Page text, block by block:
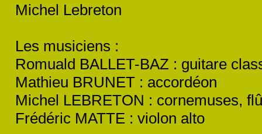
Michel Lebreton
Les musiciens :
Romuald BALLET-BAZ : guitare
Mathieu BRUNET : accordéon
Michel LEBRETON : cornemuses,
Frédéric MATTE : violon alto